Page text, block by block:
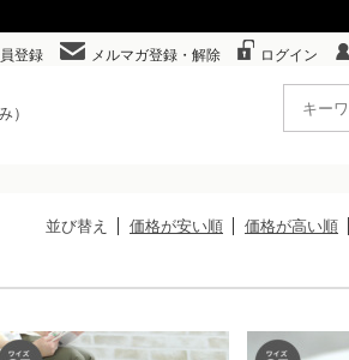
登録 メルマガ登録・解除 ログイン
）
並び替え 価格が安い順 価格が高い順